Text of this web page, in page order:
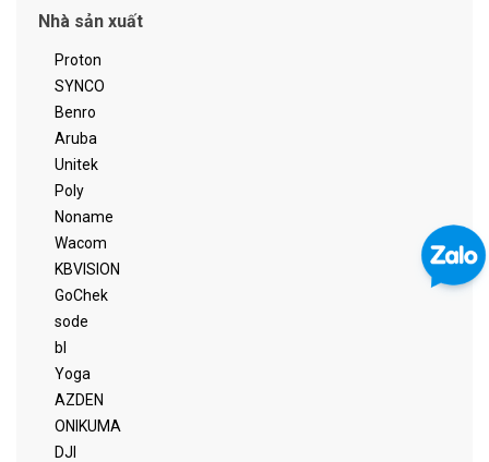
Nhà sản xuất
Proton
SYNCO
Benro
Aruba
Unitek
Poly
Noname
Wacom
KBVISION
GoChek
sode
bl
Yoga
AZDEN
ONIKUMA
DJI